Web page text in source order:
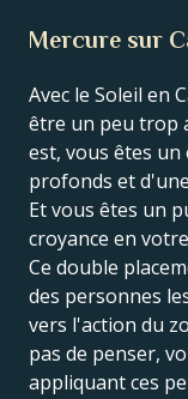
Mercure sur
Avec le Soleil en
être un peu trop
est, vous êtes un
profonds et
Et vous êtes un
croyance en
Ce double
des personnes
vers l'action du
pas de penser,
appliquant ces